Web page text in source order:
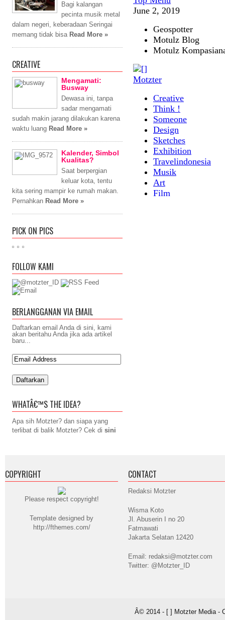
Bagi kalangan
pecinta musik metal
dalam negeri, keberadaan Seringai
memang tidak bisa Read More »
CREATIVE
Mengamati:
Busway
Dewasa ini, tanpa
sadar mengamati
sudah makin jarang dilakukan karena
waktu luang Read More »
Kalender, Simbol
Kualitas?
Saat berpergian
keluar kota, tentu
kita sering mampir ke rumah makan.
Pernahkan Read More »
PICK ON PICS
FOLLOW KAMI
BERLANGGANAN VIA EMAIL
Daftarkan email Anda di sini, kami
akan beritahu Anda jika ada artikel
baru...
WHATÂ€™S THE IDEA?
Apa sih Motzter? dan siapa yang
terlibat di balik Motzter? Cek di sini
COPYRIGHT
Please respect copyright!
Template designed by
http://fthemes.com/
CONTACT
Redaksi Motzter
Wisma Koto
Jl. Abuserin I no 20
Fatmawati
Jakarta Selatan 12420
Email: redaksi@motzter.com
Twitter: @Motzter_ID
Â© 2014 - [ ] Motzter Media -